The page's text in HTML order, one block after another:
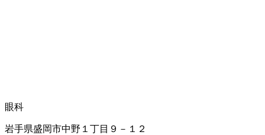
眼科
岩手県盛岡市中野１丁目９－１２